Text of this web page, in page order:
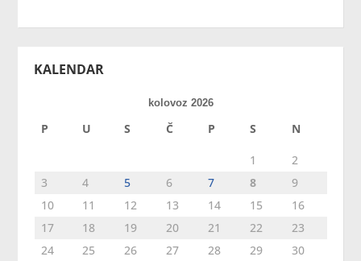
KALENDAR
kolovoz 2026
P U S Č P S N
1
2
3
4 5 6 7 8
9
10
11 12 13 14 15
16
17
18 19 20 21 22
23
24
25 26 27 28 29
30